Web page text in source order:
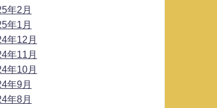
年2月
年1月
年12月
年11月
年10月
年9月
年8月